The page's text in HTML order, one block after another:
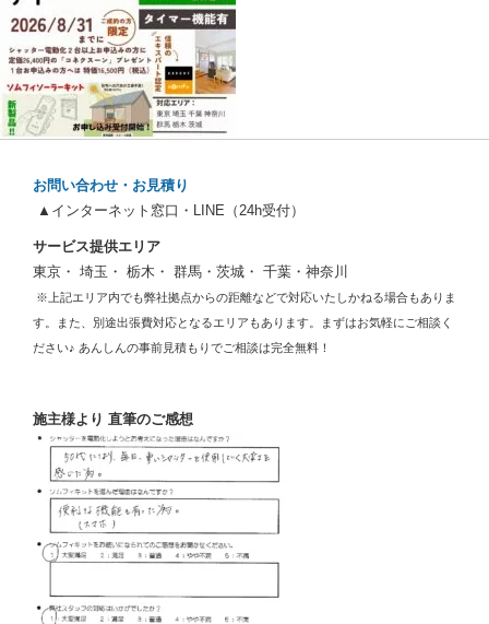
お問い合わせ・お見積り
▲インターネット窓口・LINE（24h受付）
サービス提供エリア
東京・ 埼玉・ 栃木・ 群馬・茨城・ 千葉・神奈川
※上記エリア内でも弊社拠点からの距離などで対応いたしかねる場合もありま
す。また、別途出張費対応となるエリアもあります。まずはお気軽にご相談く
ださい♪ あんしんの事前見積もりでご相談は完全無料！
施主様より 直筆のご感想